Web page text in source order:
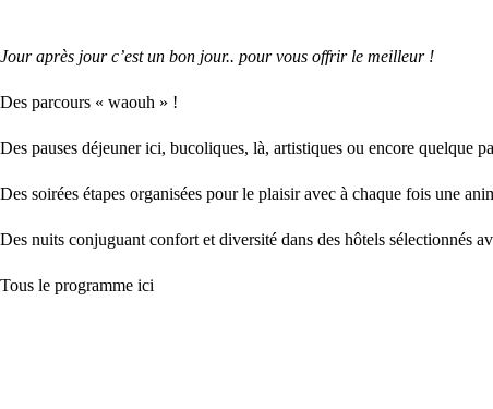
Jour après jour c’est un bon jour.. pour vous offrir le meilleur !
Des parcours « waouh » !
Des pauses déjeuner ici, bucoliques, là, artistiques ou encore
Des soirées étapes organisées pour le plaisir avec à chaque fois une
Des nuits conjuguant confort et diversité dans des hôtels sélectionnés
Tous le programme ici